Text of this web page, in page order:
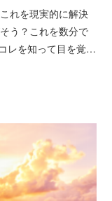
れを現実的に解決
う？これを数分で
レを知って目を覚…